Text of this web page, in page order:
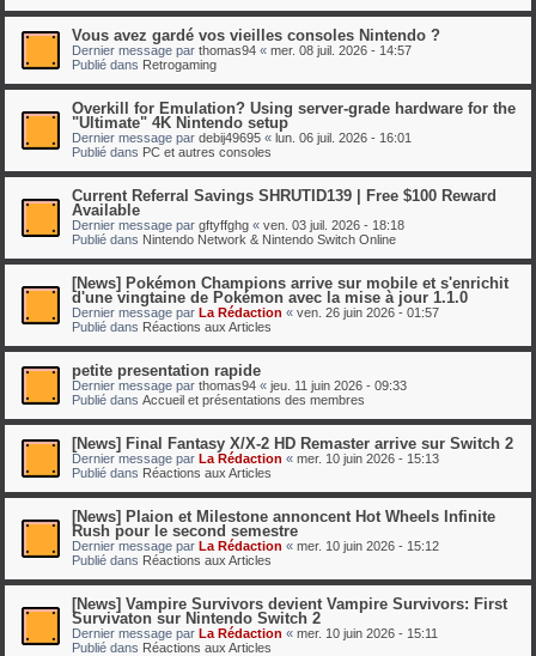
Vous avez gardé vos vieilles consoles Nintendo ?
Dernier message par thomas94 « mer. 08 juil. 2026 - 14:57
Publié dans Retrogaming
Overkill for Emulation? Using server-grade hardware for the
"Ultimate" 4K Nintendo setup
Dernier message par debij49695 « lun. 06 juil. 2026 - 16:01
Publié dans PC et autres consoles
Current Referral Savings SHRUTID139 | Free $100 Reward
Available
Dernier message par gftyffghg « ven. 03 juil. 2026 - 18:18
Publié dans Nintendo Network & Nintendo Switch Online
[News] Pokémon Champions arrive sur mobile et s'enrichit
d'une vingtaine de Pokémon avec la mise à jour 1.1.0
Dernier message par La Rédaction « ven. 26 juin 2026 - 01:57
Publié dans Réactions aux Articles
petite presentation rapide
Dernier message par thomas94 « jeu. 11 juin 2026 - 09:33
Publié dans Accueil et présentations des membres
[News] Final Fantasy X/X-2 HD Remaster arrive sur Switch 2
Dernier message par La Rédaction « mer. 10 juin 2026 - 15:13
Publié dans Réactions aux Articles
[News] Plaion et Milestone annoncent Hot Wheels Infinite
Rush pour le second semestre
Dernier message par La Rédaction « mer. 10 juin 2026 - 15:12
Publié dans Réactions aux Articles
[News] Vampire Survivors devient Vampire Survivors: First
Survivaton sur Nintendo Switch 2
Dernier message par La Rédaction « mer. 10 juin 2026 - 15:11
Publié dans Réactions aux Articles